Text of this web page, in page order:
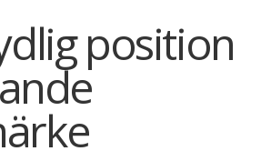
position